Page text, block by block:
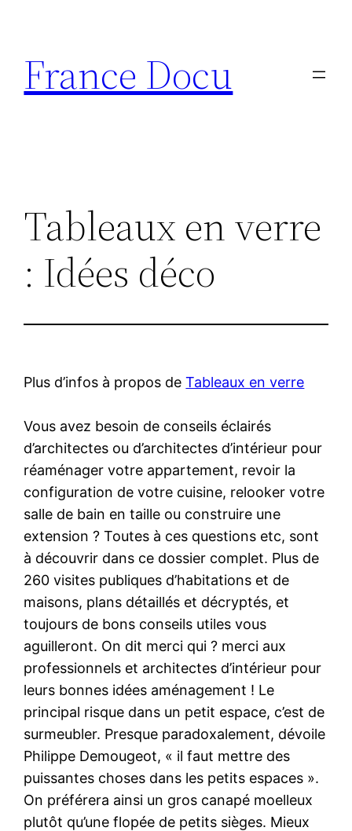
contenu
France Docu
Tableaux en verre
: Idées déco
Plus d’infos à propos deTableaux en verre
Vous avez besoin de conseils éclairés
d’architectes ou d’architectes d’intérieur pour
réaménager votre appartement, revoir la
configuration de votre cuisine, relooker votre
salle de bain en taille ou construire une
extension ? Toutes à ces questions etc, sont
à découvrir dans ce dossier complet. Plus de
260 visites publiques d’habitations et de
maisons, plans détaillés et décryptés, et
toujours de bons conseils utiles vous
aguilleront. On dit merci qui ? merci aux
professionnels et architectes d’intérieur pour
leurs bonnes idées aménagement ! Le
principal risque dans un petit espace, c’est de
surmeubler. Presque paradoxalement, dévoile
Philippe Demougeot, « il faut mettre des
puissantes choses dans les petits espaces ».
On préférera ainsi un gros canapé moelleux
plutôt qu’une flopée de petits sièges. Mieux